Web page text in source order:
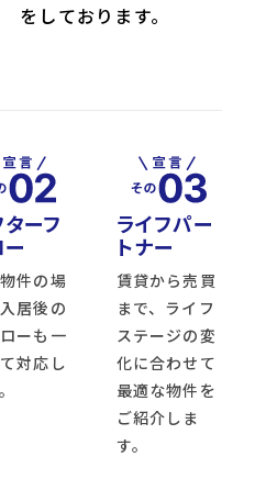
をしております。
ーフ
ー
件の場
居後の
ーも一
対応し
ライフパー
トナー
賃貸から売買
まで、ライフ
ステージの変
化に合わせて
最適な物件を
ご紹介しま
す。